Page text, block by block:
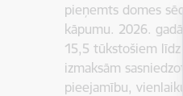
pieņemts domes
kāpumu. 2026.
15,5 tūkstošiem
izmaksām
pieejamību,